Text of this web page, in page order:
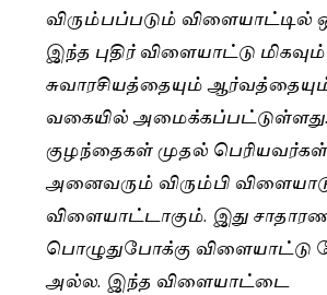
விரும்பப்படும் விளையாட்டில்
இந்த புதிர் விளையாட்டு மிகவும்
சுவாரசியத்தையும்
வகையில்
குழந்தைகள் முதல்
அனைவரும் விரும்பி
விளையாட்டாகும். இது
பொழுதுபோக்கு விளையாட்டு
அல்ல. இந்த விளையாட்டை